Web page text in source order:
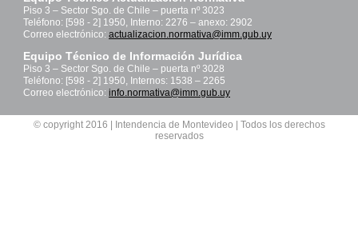
Piso 3 – Sector Sgo. de Chile – puerta nº 3023
Teléfono: [598 - 2] 1950, Interno: 2276 – anexo: 2902
Correo electrónico: actualizacion.normativa@imm.gub.uy
Equipo Técnico de Información Jurídica
Piso 3 – Sector Sgo. de Chile – puerta nº 3028
Teléfono: [598 - 2] 1950, Internos: 1538 – 2265
Correo electrónico: info.normativa@imm.gub.uy
© copyright 2016 | Intendencia de Montevideo | Todos los derechos
reservados